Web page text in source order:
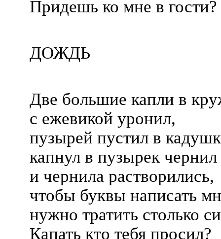
Придешь ко мне в гости?
ДОЖДЬ
Две большие капли в
с ежевикой уронил,
пузырей пустил в
капнул в пузырек
и чернила растворились,
чтобы буквы написать
нужно тратить столько
Капать кто тебя просил?